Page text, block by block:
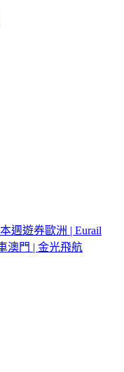
週遊券歐洲 | Eurail
澳門 | 金光飛航